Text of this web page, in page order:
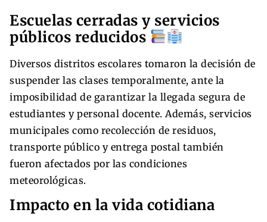
Escuelas cerradas y servicios
públicos reducidos
Diversos distritos escolares tomaron la decisión de
suspender las clases temporalmente, ante la
imposibilidad de garantizar la llegada segura de
estudiantes y personal docente. Además, servicios
municipales como recolección de residuos,
transporte público y entrega postal también
fueron afectados por las condiciones
meteorológicas.
Impacto en la vida cotidiana